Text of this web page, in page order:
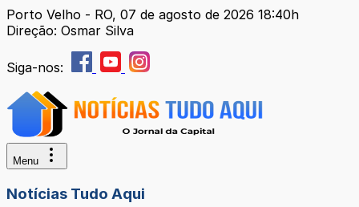
Porto Velho - RO, 07 de agosto de 2026 18:40h
Direção: Osmar Silva
Siga-nos:
Menu
Notícias Tudo Aqui